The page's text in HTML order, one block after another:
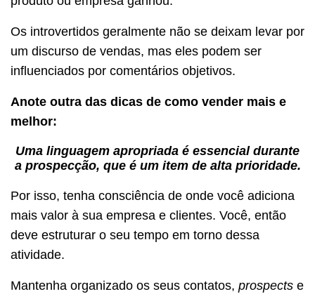
Os introvertidos geralmente não se deixam levar por
um discurso de vendas, mas eles podem ser
influenciados por comentários objetivos.
Anote outra das dicas de como vender mais e
melhor:
Uma linguagem apropriada é essencial durante
a prospecção, que é um item de alta prioridade.
Por isso, tenha consciência de onde você adiciona
mais valor à sua empresa e clientes. Você, então
deve estruturar o seu tempo em torno dessa
atividade.
Mantenha organizado os seus contatos, prospects e